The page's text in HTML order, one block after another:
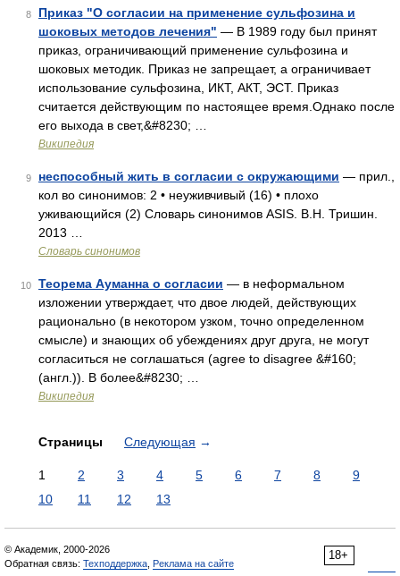
8
Приказ "О согласии на применение сульфозина и
шоковых методов лечения" — В 1989 году был принят
приказ, ограничивающий применение сульфозина и
шоковых методик. Приказ не запрещает, а ограничивает
использование сульфозина, ИКТ, АКТ, ЭСТ. Приказ
считается действующим по настоящее время.Однако после
его выхода в свет,&#8230; …
Википедия
9 неспособный жить в согласии с окружающими — прил.,
кол во синонимов: 2 • неуживчивый (16) • плохо
уживающийся (2) Словарь синонимов ASIS. В.Н. Тришин.
2013 …
Словарь синонимов
10 Теорема Ауманна о согласии — в неформальном
изложении утверждает, что двое людей, действующих
рационально (в некотором узком, точно определенном
смысле) и знающих об убеждениях друг друга, не могут
согласиться не соглашаться (agree to disagree &#160;
(англ.)). В более&#8230; …
Википедия
Страницы Следующая →
1 2 3 4 5 6 7 8
9
10
11 12 13
18+
© Академик, 2000-2026
Обратная связь: Техподдержка Реклама на сайте